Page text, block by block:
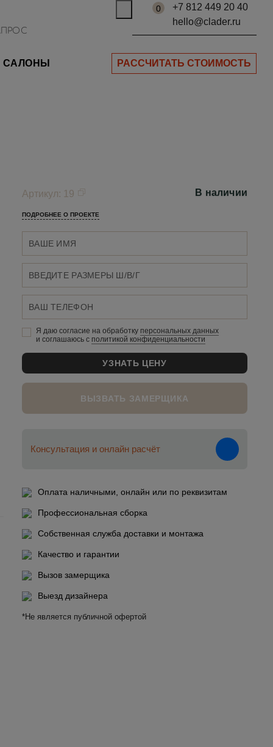
0
+7 812 449 20 40
hello@clader.ru
САЛОНЫ РАССЧИТАТЬ СТОИМОСТЬ
Артикул: 19 В наличии
ПОДРОБНЕЕ О ПРОЕКТЕ
Я даю согласие на обработку персональных данныx
и соглашаюсь c политикой конфиденциальности
ВЫЗВАТЬ ЗАМЕРЩИКА
Консультация и онлайн расчёт
Оплата наличными, онлайн или по реквизитам
Профессиональная сборка
Собственная служба доставки и монтажа
Качество и гарантии
Вызов замерщика
Выезд дизайнера
*Не является публичной офертой